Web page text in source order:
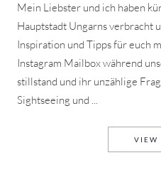
Mein Liebster und ich haben
Hauptstadt Ungarns verbracht
Inspiration und Tipps für euch
Instagram Mailbox während
stillstand und ihr unzählige
Sightseeing und ...
VIEW